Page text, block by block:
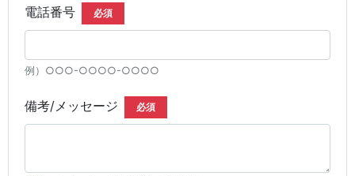
電話番号 必須
例）○○○-○○○○-○○○○
備考/メッセージ 必須